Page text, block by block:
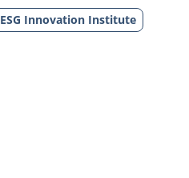
ESG Innovation Institute